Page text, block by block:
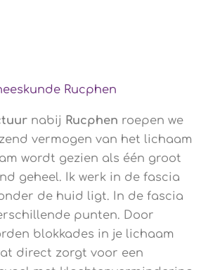
Rucphen
nabij Rucphen roepen we
vermogen van het lichaam
wordt gezien als één groot
geheel. Ik werk in de fascia
de huid ligt. In de fascia
punten. Door
blokkades in je lichaam
direct zorgt voor een